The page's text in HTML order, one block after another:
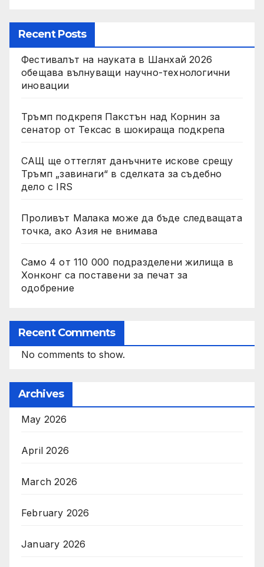
Recent Posts
Фестивалът на науката в Шанхай 2026
обещава вълнуващи научно-технологични
иновации
Тръмп подкрепя Пакстън над Корнин за
сенатор от Тексас в шокираща подкрепа
САЩ ще оттеглят данъчните искове срещу
Тръмп „завинаги“ в сделката за съдебно
дело с IRS
Проливът Малака може да бъде следващата
точка, ако Азия не внимава
Само 4 от 110 000 подразделени жилища в
Хонконг са поставени за печат за
одобрение
Recent Comments
No comments to show.
Archives
May 2026
April 2026
March 2026
February 2026
January 2026